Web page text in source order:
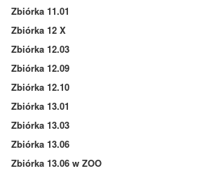
Zbiórka 11.01
Zbiórka 12 X
Zbiórka 12.03
Zbiórka 12.09
Zbiórka 12.10
Zbiórka 13.01
Zbiórka 13.03
Zbiórka 13.06
Zbiórka 13.06 w ZOO